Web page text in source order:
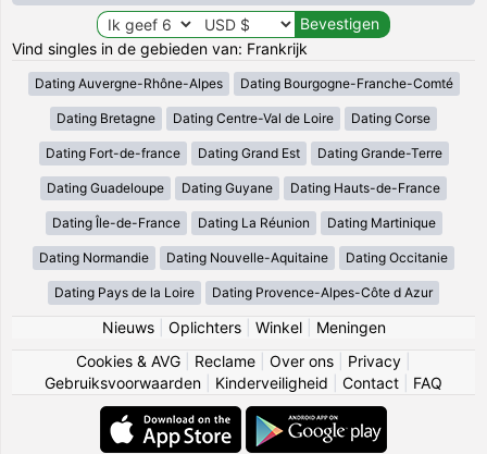
Vind singles in de gebieden van: Frankrijk
Dating Auvergne-Rhône-Alpes Dating Bourgogne-Franche-Comté
Dating Bretagne Dating Centre-Val de Loire Dating Corse
Dating Fort-de-france Dating Grand Est Dating Grande-Terre
Dating Guadeloupe Dating Guyane Dating Hauts-de-France
Dating Île-de-France Dating La Réunion Dating Martinique
Dating Normandie Dating Nouvelle-Aquitaine Dating Occitanie
Dating Pays de la Loire Dating Provence-Alpes-Côte d Azur
Nieuws| Oplichters| Winkel| Meningen
Cookies & AVG
Reclame Over ons Privacy
Gebruiksvoorwaarden
Kinderveiligheid Contact FAQ